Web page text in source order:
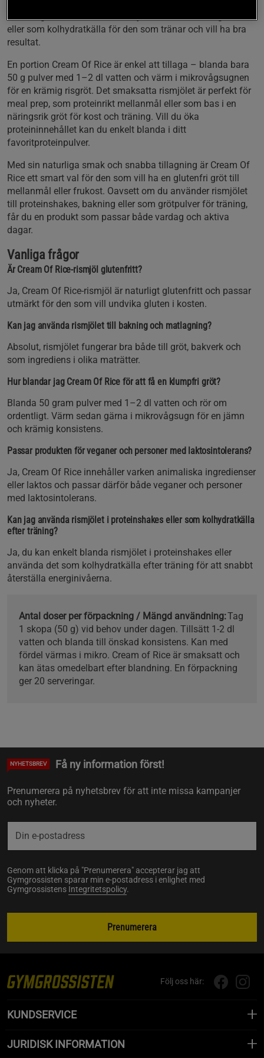
eller som kolhydratkälla för den som tränar och vill ha bra
resultat.
En portion Cream Of Rice är enkel att tillaga – blanda bara
50 g pulver med 1–2 dl vatten och värm i mikrovågsugnen
för en krämig risgröt. Det smaksatta rismjölet är perfekt för
meal prep, som proteinrikt mellanmål eller som bas i en
näringsrik gröt för kost och träning. Vill du öka
proteininnehållet kan du enkelt blanda i ditt
favoritproteinpulver.
Med sin naturliga smak och snabba tillagning är Cream Of
Rice ett smart val för den som vill ha en glutenfri gröt till
mellanmål eller frukost. Oavsett om du använder rismjölet
till proteinshakes, bakning eller som grötpulver för träning,
får du en produkt som passar både vardag och aktiva
dagar.
Vanliga frågor
Är Cream Of Rice-rismjöl glutenfritt?
Ja, Cream Of Rice-rismjöl är naturligt glutenfritt och passar
utmärkt för den som vill undvika gluten i kosten.
Kan jag använda rismjölet till bakning och matlagning?
Absolut, rismjölet fungerar bra både till gröt, bakverk och
som ingrediens i olika maträtter.
Hur blandar jag Cream Of Rice för att få en klumpfri gröt?
Blanda 50 gram pulver med 1–2 dl vatten och rör om
ordentligt. Värm sedan gärna i mikrovågsugn för en jämn
och krämig konsistens.
Passar produkten för veganer och personer med laktosintolerans?
Ja, Cream Of Rice innehåller varken animaliska ingredienser
eller laktos och passar därför både veganer och personer
med laktosintolerans.
Kan jag använda rismjölet i proteinshakes eller som kolhydratkälla
efter träning?
Ja, du kan enkelt blanda rismjölet i proteinshakes eller
använda det som kolhydratkälla efter träning för att snabbt
återställa energinivåerna.
Antal doser per förpackning / Mängd användning:Tag
1 skopa (50 g) vid behov under dagen. Tillsätt 1-2 dl
vatten och blanda till önskad konsistens. Kan med
fördel värmas i mikro. Cream of Rice är smaksatt och
kan ätas omedelbart efter blandning. En förpackning
ger 20 serveringar.
NYHETSBREV Få ny information först!
Prenumerera på nyhetsbrev för att inte missa kampanjer
och nyheter.
Genom att klicka på "Prenumerera" accepterar jag att
Gymgrossisten sparar min e-postadress i enlighet med
Gymgrossistens Integritetspolicy.
Prenumerera
Följ oss här:
KUNDSERVICE
JURIDISK INFORMATION